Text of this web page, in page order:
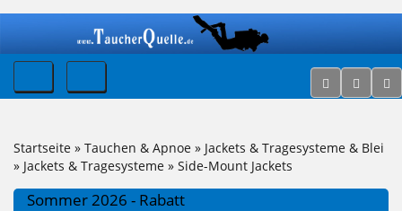
Startseite » Tauchen & Apnoe » Jackets & Tragesysteme & Blei
» Jackets & Tragesysteme » Side-Mount Jackets
Sommer 2026 - Rabatt